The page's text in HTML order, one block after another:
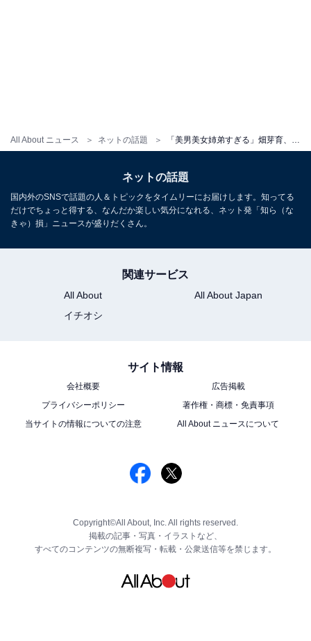
All About ニュース ネットの話題
ネットの話題
国内外のSNSで話題の人＆トピックをタイムリーにお届けします。知ってる
だけでちょっと得する、なんだか楽しい気分になれる、ネット発「知ら（な
きゃ）損」ニュースが盛りだくさん。
関連サービス
All About
All About Japan
イチオシ
サイト情報
会社概要
広告掲載
プライバシーポリシー
著作権・商標・免責事項
当サイトの情報についての注意
All About ニュースについて
Copyright©All About, Inc. All rights reserved.
掲載の記事・写真・イラストなど、
すべてのコンテンツの無断複写・転載・公衆送信等を禁じます。